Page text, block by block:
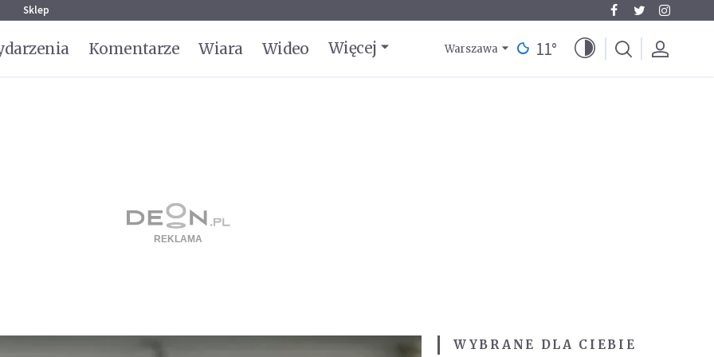
Sklep
Komentarze Wiara Wideo Więcej Warszawa 11°
WYBRANE DLA CIEBIE